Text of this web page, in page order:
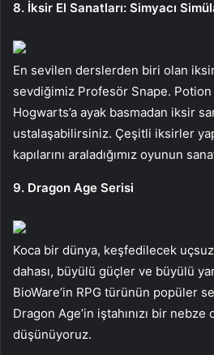
8. İksir El Sanatları: Simyacı
En sevilen derslerden biri olan
sevdiğimiz Profesör Snape.
Hogwarts’a ayak basmadan iksir
ustalaşabilirsiniz. Çeşitli iksirler
kapılarını araladığımız oyunun
9. Dragon Age Serisi
Koca bir dünya, keşfedilecek
dahası, büyülü güçler ve büyülü
BioWare’in RPG türünün popüler
Dragon Age’in iştahınızı bir
düşünüyoruz.